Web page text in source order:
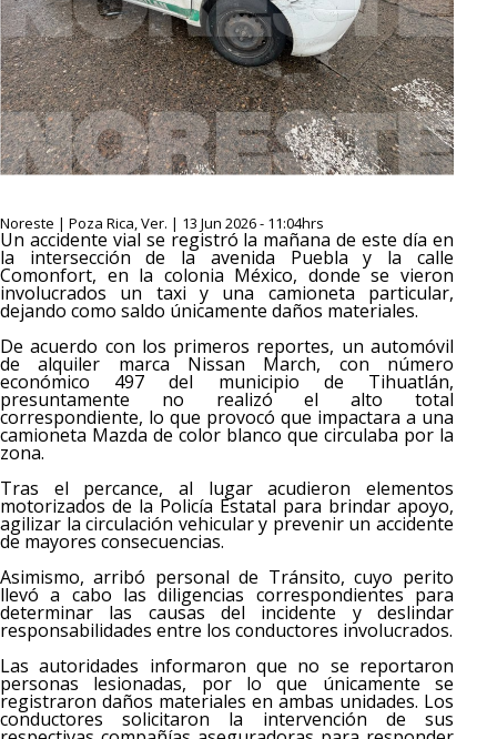
Noreste | Poza Rica, Ver. | 13 Jun 2026 - 11:04hrs
Un accidente vial se registró la mañana de este día en
la intersección de la avenida Puebla y la calle
Comonfort, en la colonia México, donde se vieron
involucrados un taxi y una camioneta particular,
dejando como saldo únicamente daños materiales.
De acuerdo con los primeros reportes, un automóvil
de alquiler marca Nissan March, con número
económico 497 del municipio de Tihuatlán,
presuntamente no realizó el alto total
correspondiente, lo que provocó que impactara a una
camioneta Mazda de color blanco que circulaba por la
zona.
Tras el percance, al lugar acudieron elementos
motorizados de la Policía Estatal para brindar apoyo,
agilizar la circulación vehicular y prevenir un accidente
de mayores consecuencias.
Asimismo, arribó personal de Tránsito, cuyo perito
llevó a cabo las diligencias correspondientes para
determinar las causas del incidente y deslindar
responsabilidades entre los conductores involucrados.
Las autoridades informaron que no se reportaron
personas lesionadas, por lo que únicamente se
registraron daños materiales en ambas unidades. Los
conductores solicitaron la intervención de sus